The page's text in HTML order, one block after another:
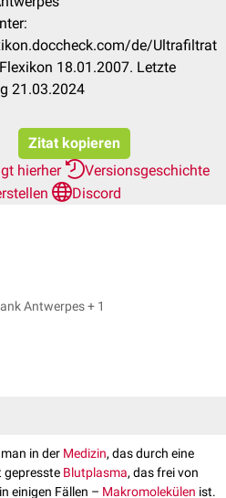
de/Ultrafiltrat
18.01.2007. Letzte
21.03.2024
Zitat kopieren
hierher
Versionsgeschichte
Discord
Dr. Frank Antwerpes + 1
in der Medizin, das durch eine
gepresste Blutplasma, das frei von
einigen Fällen – Makromolekülen ist.